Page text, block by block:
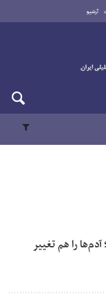
آرشیو
را هم تغییر